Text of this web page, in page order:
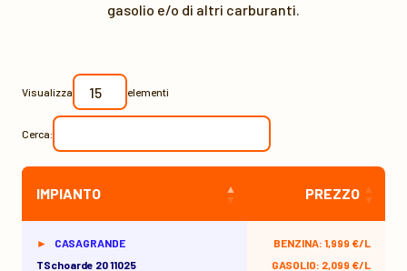
gasolio e/o di altri carburanti.
Visualizza elementi
Cerca:
IMPIANTO PREZZO
CASAGRANDE
TSchoarde 20 11025
BENZINA: 1,999 €/L
GASOLIO: 2,099 €/L